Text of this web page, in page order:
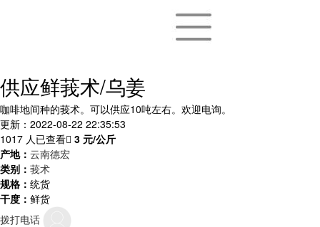
供应鲜莪术/乌姜
咖啡地间种的莪术。可以供应10吨左右。欢迎电询。
更新：2022-08-22 22:35:53
1017 人已查看 3 元/公斤
产地： 云南德宏
类别： 莪术
规格： 统货
干度： 鲜货
拨打电话